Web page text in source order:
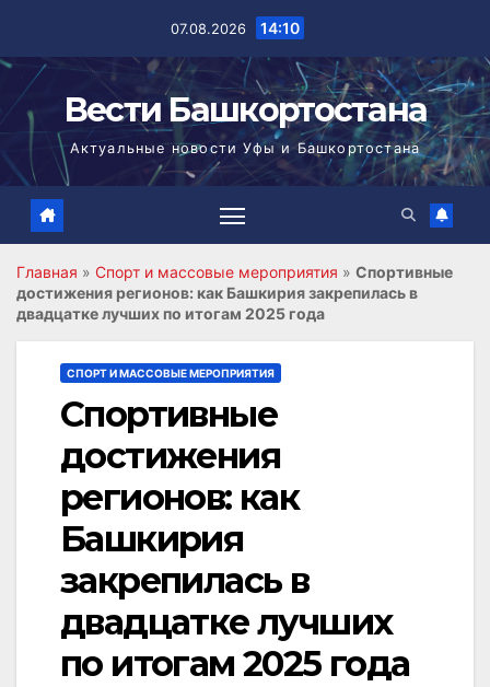
07.08.2026 14:10
Вести Башкортостана
Актуальные новости Уфы и Башкортостана
Главная » Спорт и массовые мероприятия » Спортивные
достижения регионов: как Башкирия закрепилась в
двадцатке лучших по итогам 2025 года
СПОРТ И МАССОВЫЕ МЕРОПРИЯТИЯ
Спортивные
достижения
регионов: как
Башкирия
закрепилась в
двадцатке лучших
по итогам 2025 года